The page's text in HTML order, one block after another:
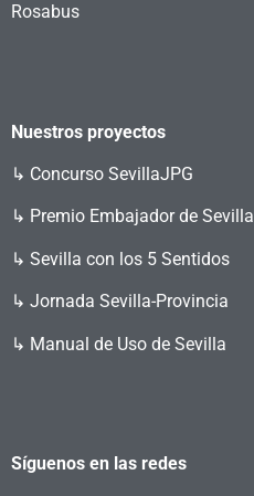
Rosabus
Nuestros proyectos
↳ Concurso SevillaJPG
↳ Premio Embajador de Sevilla
↳ Sevilla con los 5 Sentidos
↳ Jornada Sevilla-Provincia
↳ Manual de Uso de Sevilla
Síguenos en las redes